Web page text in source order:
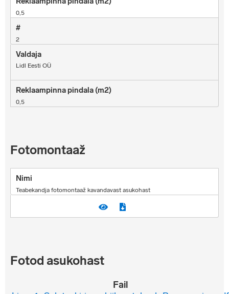
0,5
2
Lidl Eesti OÜ
0,5
Fotomontaaž
Teabekandja fotomontaaž kavandavast asukohast
Fotod asukohast
Fail